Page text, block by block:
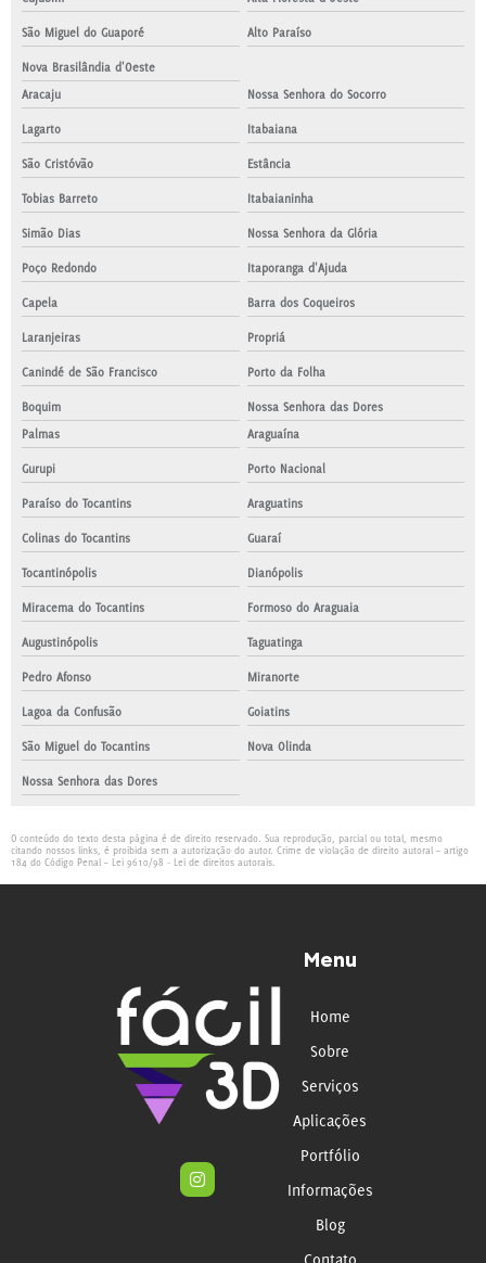
São Miguel do Guaporé Alto Paraíso
Nova Brasilândia d'Oeste
Aracaju
Nossa Senhora do Socorro
Lagarto Itabaiana
São Cristóvão Estância
Tobias Barreto Itabaianinha
Simão Dias Nossa Senhora da Glória
Poço Redondo Itaporanga d'Ajuda
Capela Barra dos Coqueiros
Laranjeiras Propriá
Canindé de São Francisco Porto da Folha
Boquim
Nossa Senhora das Dores
Palmas
Araguaína
Gurupi Porto Nacional
Paraíso do Tocantins Araguatins
Colinas do Tocantins Guaraí
Tocantinópolis Dianópolis
Miracema do Tocantins Formoso do Araguaia
Augustinópolis Taguatinga
Pedro Afonso Miranorte
Lagoa da Confusão Goiatins
São Miguel do Tocantins Nova Olinda
Nossa Senhora das Dores
O conteúdo do texto desta página é de direito reservado. Sua reprodução, parcial ou total, mesmo
citando nossos links, é proibida sem a autorização do autor. Crime de violação de direito autoral – artigo
184 do Código Penal – Lei 9610/98 - Lei de direitos autorais
Menu
Home
Sobre
Serviços
Aplicações
Portfólio
Informações
Blog
Contato